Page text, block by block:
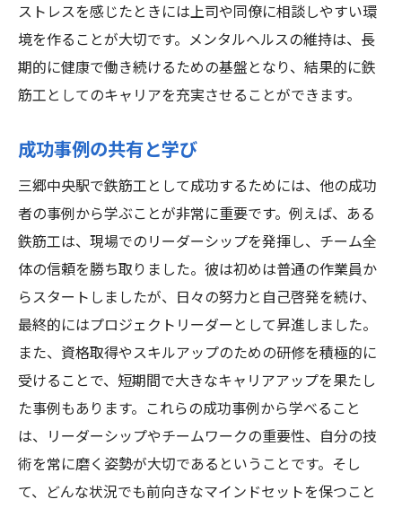
ストレスを感じたときには上司や同僚に相談しやすい環
境を作ることが大切です。メンタルヘルスの維持は、長
期的に健康で働き続けるための基盤となり、結果的に鉄
筋工としてのキャリアを充実させることができます。
成功事例の共有と学び
三郷中央駅で鉄筋工として成功するためには、他の成功
者の事例から学ぶことが非常に重要です。例えば、ある
鉄筋工は、現場でのリーダーシップを発揮し、チーム全
体の信頼を勝ち取りました。彼は初めは普通の作業員か
らスタートしましたが、日々の努力と自己啓発を続け、
最終的にはプロジェクトリーダーとして昇進しました。
また、資格取得やスキルアップのための研修を積極的に
受けることで、短期間で大きなキャリアアップを果たし
た事例もあります。これらの成功事例から学べること
は、リーダーシップやチームワークの重要性、自分の技
術を常に磨く姿勢が大切であるということです。そし
て、どんな状況でも前向きなマインドセットを保つこと